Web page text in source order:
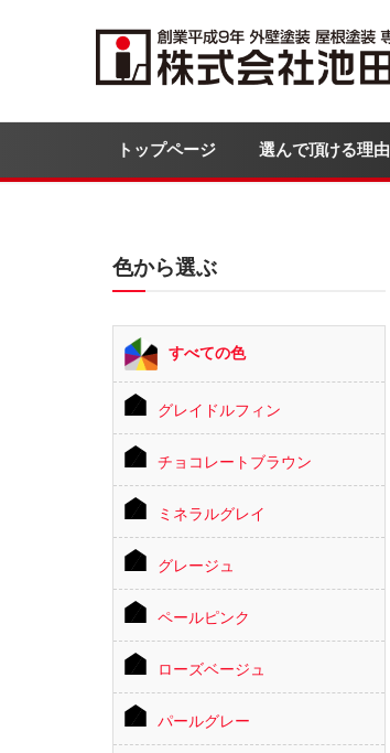
トップページ 選んで頂ける理由
色から選ぶ
すべての色
グレイドルフィン
チョコレートブラウン
ミネラルグレイ
グレージュ
ペールピンク
ローズベージュ
パールグレー